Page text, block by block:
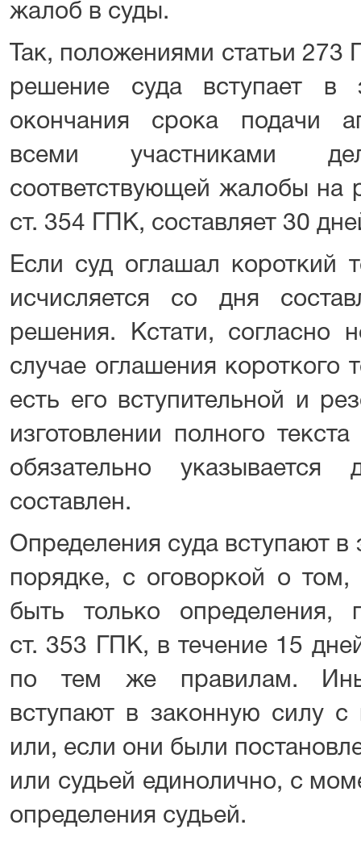
жалоб в суды.
Так, положениями статьи
решение суда вступает в
окончания срока подачи
всеми участниками
соответствующей жалобы на
ст. 354 ГПК, составляет 30
Если суд оглашал короткий
исчисляется со дня
решения. Кстати, согласно
случае оглашения короткого
есть его вступительной и
изготовлении полного
обязательно
составлен.
Определения суда вступают
порядке, с оговоркой о
быть только определения,
ст. 353 ГПК, в течение 15
по тем же правилам.
вступают в законную силу
или, если они были
или судьей единолично, с
определения судьей.